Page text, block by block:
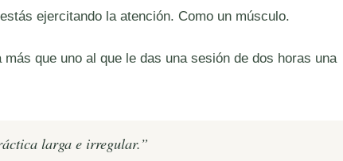
ejercitando la atención. Como un músculo.
que uno al que le das una sesión de dos horas una
larga e irregular.”